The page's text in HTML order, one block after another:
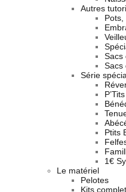
Autres
Sacs
Sacs
Série
Ptits
1€
Le matériel
Pelotes
Kits